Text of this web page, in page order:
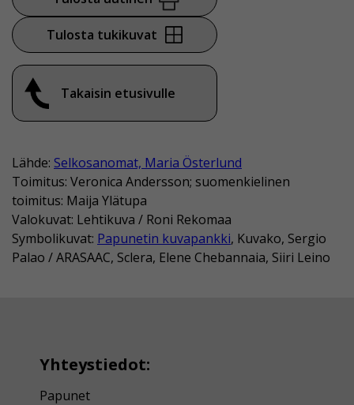
Tulosta tukikuvat
Takaisin etusivulle
Lähde: Selkosanomat, Maria Österlund
Toimitus: Veronica Andersson; suomenkielinen
toimitus: Maija Ylätupa
Valokuvat: Lehtikuva / Roni Rekomaa
Symbolikuvat: Papunetin kuvapankki, Kuvako, Sergio
Palao / ARASAAC, Sclera, Elene Chebannaia, Siiri Leino
Yhteystiedot:
Papunet